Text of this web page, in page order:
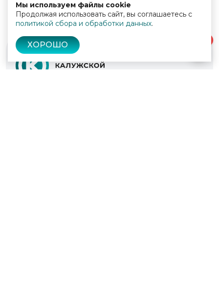
Мы используем файлы cookie
Продолжая использовать сайт, вы соглашаетесь с
политикой сбора и обработки данных.
ХОРОШО